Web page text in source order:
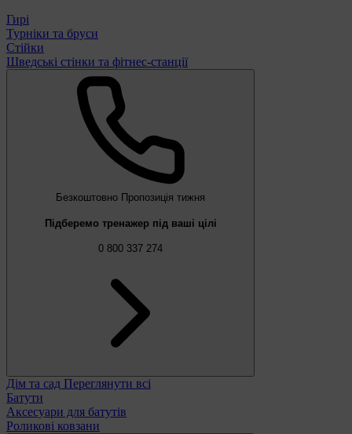
Гирі
Турніки та бруси
Стійки
Шведські стінки та фітнес-станції
Безкоштовно Пропозиція тижня
Підберемо тренажер під ваші цілі
0 800 337 274
Дім та сад Переглянути всі
Батути
Аксесуари для батутів
Роликові ковзани